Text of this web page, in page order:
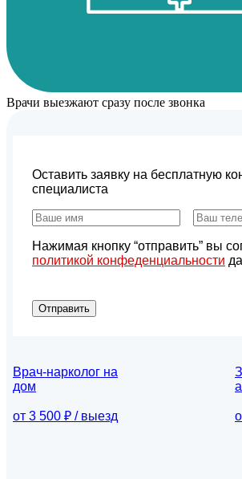
Врачи выезжают сразу после звонка
Оставить заявку на бесплатную
специалиста
Нажимая кнопку “отправить” вы
политикой конфеденциальности
Отправить
Врач-нарколог на
дом
от 3 500 ₽ / выезд